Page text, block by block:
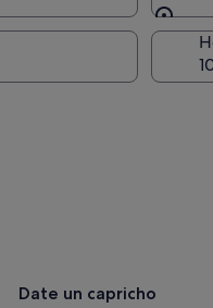
Date un capricho